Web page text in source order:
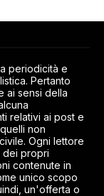
periodicità e
Pertanto
ai sensi della
relativi ai post e
non
Ogni lettore
dei propri
contenute in
unico scopo
un'offerta o